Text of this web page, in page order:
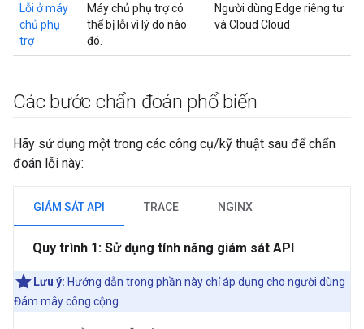
Lỗi ở máy
chủ phụ
trợ
Máy chủ phụ trợ có
thể bị lỗi vì lý do nào
đó.
Người dùng Edge riêng tư
và Cloud Cloud
Các bước chẩn đoán phổ biến
Hãy sử dụng một trong các công cụ/kỹ thuật sau để chẩn
đoán lỗi này:
GIÁM SÁT API TRACE NGINX
Quy trình 1: Sử dụng tính năng giám sát API
Lưu ý: Hướng dẫn trong phần này chỉ áp dụng cho người dùng
Đám mây công cộng.